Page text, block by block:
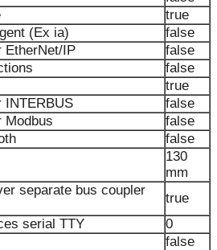
true
(Ex ia)
false
EtherNet/IP
false
false
true
INTERBUS
false
Modbus
false
false
130
mm
separate bus coupler
true
serial TTY
0
false